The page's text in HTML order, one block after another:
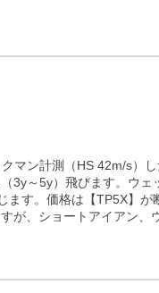
マン計測（HS 42m/s）
3y～5y）飛びます。ウェ
す。価格は【TP5X】が
が、ショートアイアン、